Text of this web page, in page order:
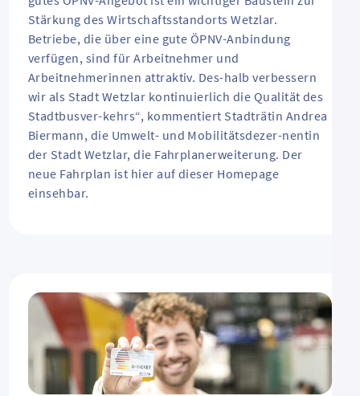
Stärkung des Wirtschaftsstandorts Wetzlar.
Betriebe, die über eine gute ÖPNV-Anbindung
verfügen, sind für Arbeitnehmer und
Arbeitnehmerinnen attraktiv. Des-halb verbessern
wir als Stadt Wetzlar kontinuierlich die Qualität des
Stadtbusver-kehrs“, kommentiert Stadträtin Andrea
Biermann, die Umwelt- und Mobilitätsdezer-nentin
der Stadt Wetzlar, die Fahrplanerweiterung. Der
neue Fahrplan ist hier auf dieser Homepage
einsehbar.